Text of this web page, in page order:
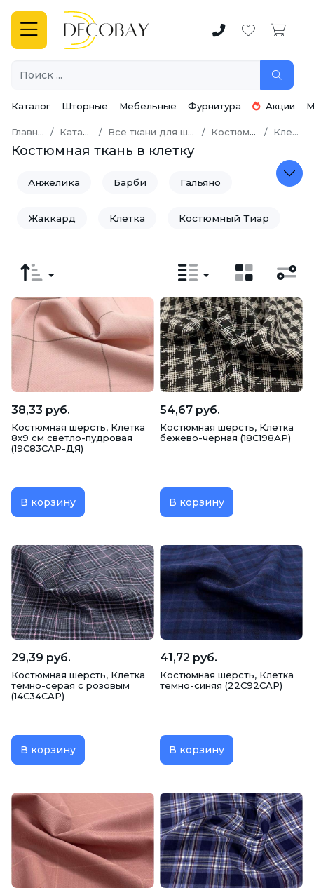
Каталог Шторные Мебельные Фурнитура Акции
Главная Каталог Все ткани для шитья Костюмная Клетка
Костюмная ткань в клетку
Анжелика Барби Гальяно
Жаккард Клетка Костюмный Тиар
Шерсть костюмная
38,33 руб.
Костюмная шерсть, Клетка
8х9 см светло-пудровая
(19С83САР-ДЯ)
В корзину
54,67 руб.
Костюмная шерсть, Клетка
бежево-черная (18С198АР)
В корзину
29,39 руб.
Костюмная шерсть, Клетка
темно-серая с розовым
(14С34САР)
В корзину
41,72 руб.
Костюмная шерсть, Клетка
темно-синяя (22С92САР)
В корзину